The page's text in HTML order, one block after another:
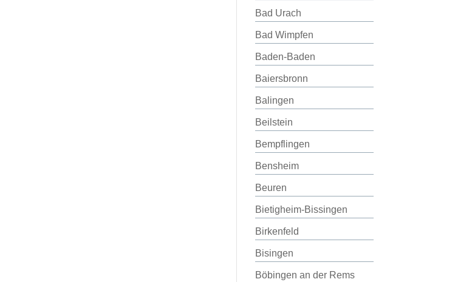
Bad Urach
Bad Wimpfen
Baden-Baden
Baiersbronn
Balingen
Beilstein
Bempflingen
Bensheim
Beuren
Bietigheim-Bissingen
Birkenfeld
Bisingen
Böbingen an der Rems